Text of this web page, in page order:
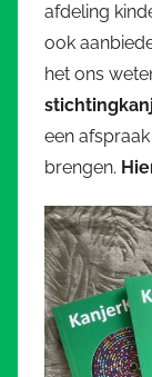
afdeling
ook
het ons
een
brengen.